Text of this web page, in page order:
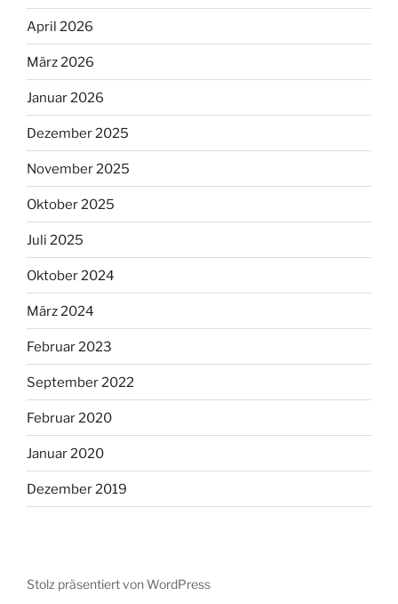
April 2026
März 2026
Januar 2026
Dezember 2025
November 2025
Oktober 2025
Juli 2025
Oktober 2024
März 2024
Februar 2023
September 2022
Februar 2020
Januar 2020
Dezember 2019
Stolz präsentiert von WordPress